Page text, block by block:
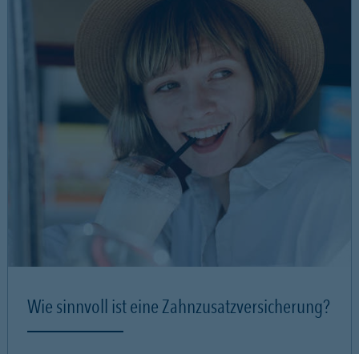
Wie sinnvoll ist eine Zahnzusatzversicherung?